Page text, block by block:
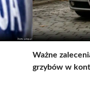
Ważne
grzybów w